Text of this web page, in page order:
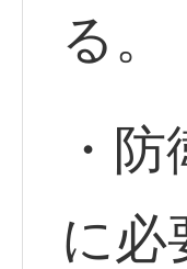
る。
・
に必